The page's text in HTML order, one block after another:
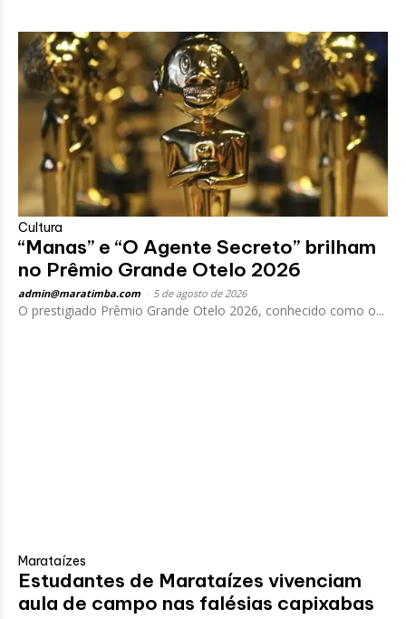
Cultura
“Manas” e “O Agente Secreto” brilham
no Prêmio Grande Otelo 2026
admin@maratimba.com 5 de agosto de 2026
O prestigiado Prêmio Grande Otelo 2026, conhecido como o...
Marataízes
Estudantes de Marataízes vivenciam
aula de campo nas falésias capixabas